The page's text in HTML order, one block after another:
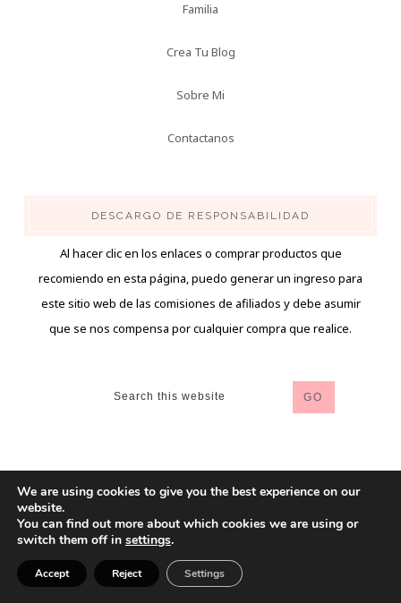
Familia
Crea Tu Blog
Sobre Mi
Contactanos
DESCARGO DE RESPONSABILIDAD
Al hacer clic en los enlaces o comprar productos que
recomiendo en esta página, puedo generar un ingreso para
este sitio web de las comisiones de afiliados y debe asumir
que se nos compensa por cualquier compra que realice.
We are using cookies to give you the best experience on our
website.
You can find out more about which cookies we are using or
switch them off in settings.
Accept Reject Settings